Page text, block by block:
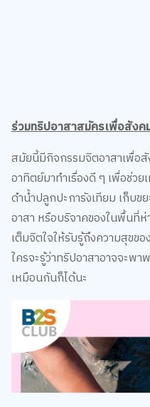
ดำน้ำปลูกปะการังเทียม เก็บขย
อาสา หรือบริจาคของในพื้นที่
เต็มจิตใจให้รับรู้ถึงความสุขข
ใครจะรู้ว่าทริปอาสาอาจจะพ
เหมือนกันก็ได้นะ